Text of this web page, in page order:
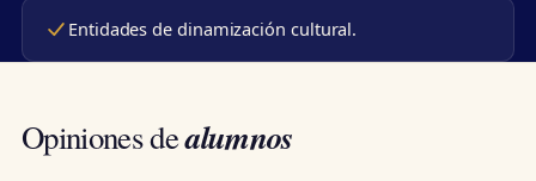
Entidades de dinamización cultural.
Opiniones dealumnos